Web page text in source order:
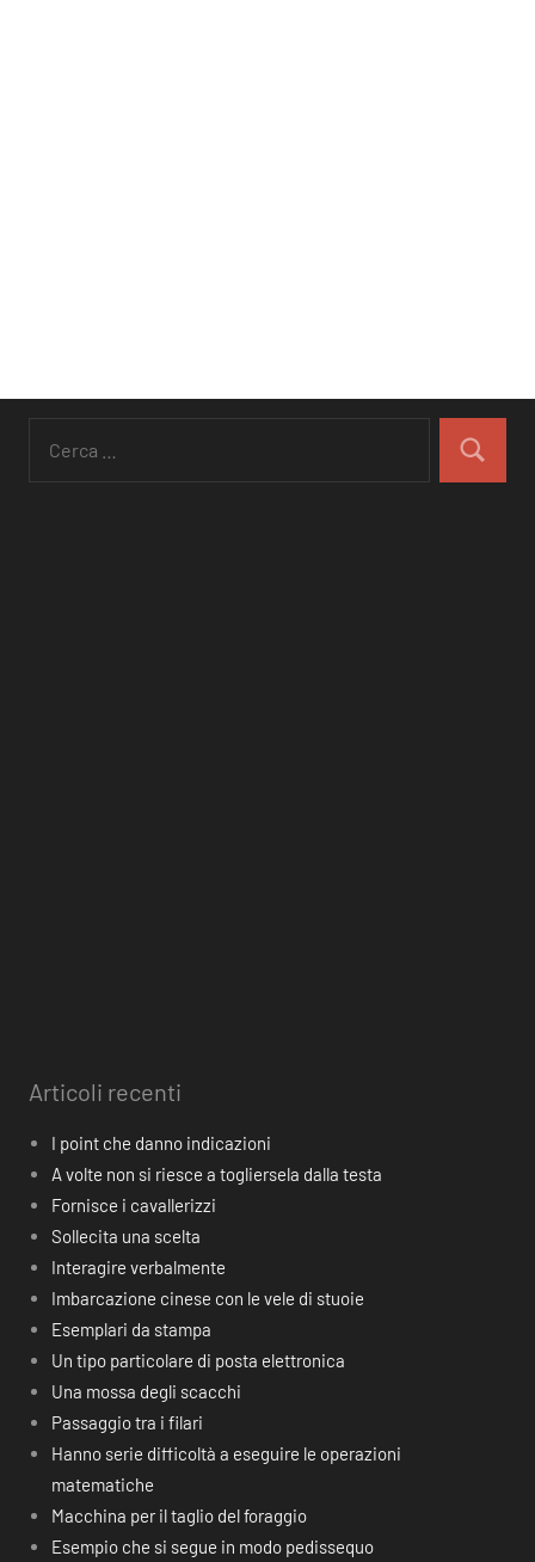
Articoli recenti
I point che danno indicazioni
A volte non si riesce a togliersela dalla testa
Fornisce i cavallerizzi
Sollecita una scelta
Interagire verbalmente
Imbarcazione cinese con le vele di stuoie
Esemplari da stampa
Un tipo particolare di posta elettronica
Una mossa degli scacchi
Passaggio tra i filari
Hanno serie difficoltà a eseguire le operazioni
matematiche
Macchina per il taglio del foraggio
Esempio che si segue in modo pedissequo